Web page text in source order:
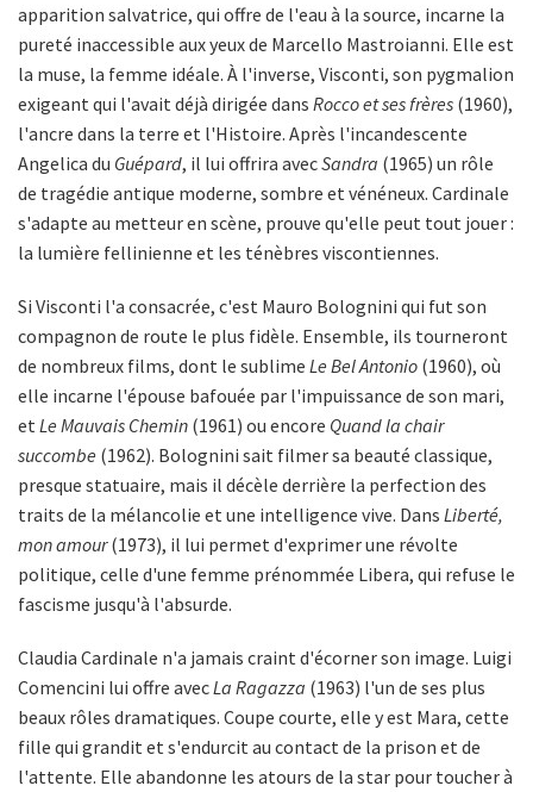
apparition salvatrice, qui offre de l'eau à la source, incarne la
pureté inaccessible aux yeux de Marcello Mastroianni. Elle est
la muse, la femme idéale. À l'inverse, Visconti, son pygmalion
exigeant qui l'avait déjà dirigée dans Rocco et ses frères (1960),
l'ancre dans la terre et l'Histoire. Après l'incandescente
Angelica du Guépard, il lui offrira avecSandra (1965) un rôle
de tragédie antique moderne, sombre et vénéneux. Cardinale
s'adapte au metteur en scène, prouve qu'elle peut tout jouer :
la lumière fellinienne et les ténèbres viscontiennes.
Si Visconti l'a consacrée, c'est Mauro Bolognini qui fut son
compagnon de route le plus fidèle. Ensemble, ils tourneront
de nombreux films, dont le sublime Le Bel Antonio (1960), où
elle incarne l'épouse bafouée par l'impuissance de son mari,
et Le Mauvais Chemin (1961) ou encore Quand la chair
succombe (1962). Bolognini sait filmer sa beauté classique,
presque statuaire, mais il décèle derrière la perfection des
traits de la mélancolie et une intelligence vive. Dans Liberté,
mon amour(1973), il lui permet d'exprimer une révolte
politique, celle d'une femme prénommée Libera, qui refuse le
fascisme jusqu'à l'absurde.
Claudia Cardinale n'a jamais craint d'écorner son image. Luigi
Comencini lui offre avecLa Ragazza (1963) l'un de ses plus
beaux rôles dramatiques. Coupe courte, elle y est Mara, cette
fille qui grandit et s'endurcit au contact de la prison et de
l'attente. Elle abandonne les atours de la star pour toucher à